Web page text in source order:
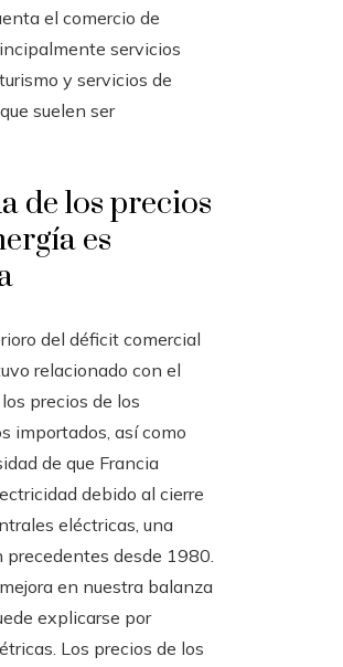
el comercio de
servicios
y servicios de
suelen ser
de los precios
es
del déficit comercial
relacionado con el
precios de los
importados, así como
de que Francia
debido al cierre
eléctricas, una
precedentes desde 1980.
en nuestra balanza
explicarse por
Los precios de los